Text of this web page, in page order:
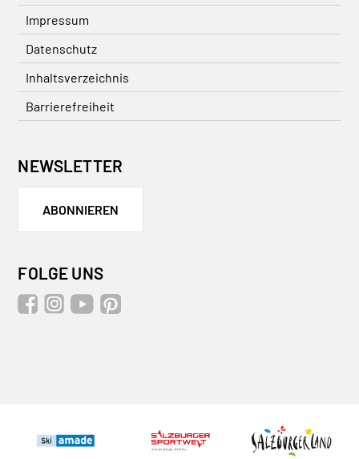
Impressum
Datenschutz
Inhaltsverzeichnis
Barrierefreiheit
NEWSLETTER
ABONNIEREN
FOLGE UNS